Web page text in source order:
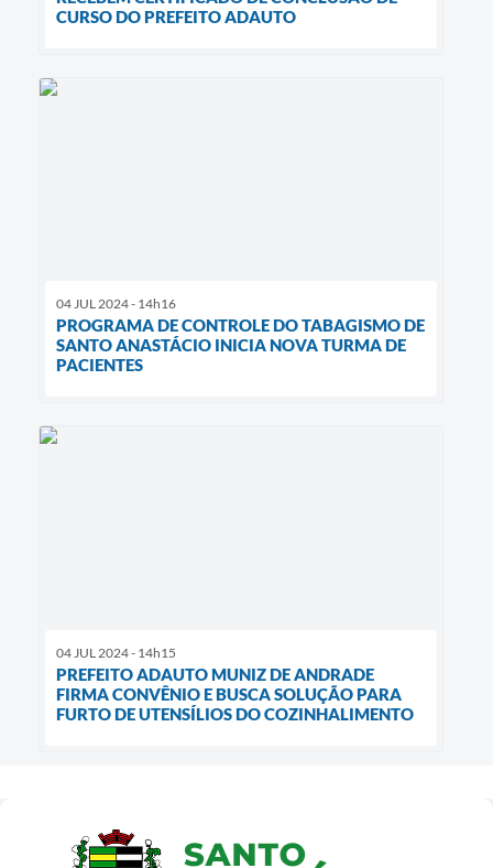
CURSO DO PREFEITO ADAUTO
04 JUL 2024 - 14h16
PROGRAMA DE CONTROLE DO TABAGISMO DE
SANTO ANASTÁCIO INICIA NOVA TURMA DE
PACIENTES
04 JUL 2024 - 14h15
PREFEITO ADAUTO MUNIZ DE ANDRADE
FIRMA CONVÊNIO E BUSCA SOLUÇÃO PARA
FURTO DE UTENSÍLIOS DO COZINHALIMENTO